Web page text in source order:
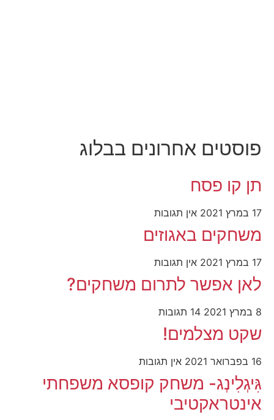
פוסטים אחרונים בבלוג
תן קו פסח
17 במרץ 2021 אין תגובות
משחקים באגוזים
17 במרץ 2021 אין תגובות
לאן אפשר לתרום משחקים?
8 במרץ 2021 14 תגובות
שקט מצלמים!
16 בפברואר 2021 אין תגובות
גִּיגְלִינְג- משחק קופסא משפחתי
אינטראקטיבי